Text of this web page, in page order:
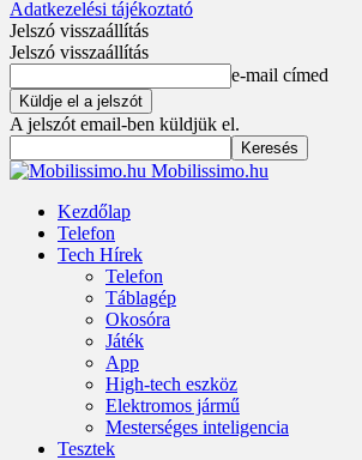
Adatkezelési tájékoztató
Jelszó visszaállítás
Jelszó visszaállítás
e-mail címed
A jelszót email-ben küldjük el.
Mobilissimo.hu
Kezdőlap
Telefon
Tech Hírek
Telefon
Táblagép
Okosóra
Játék
App
High-tech eszköz
Elektromos jármű
Mesterséges inteligencia
Tesztek